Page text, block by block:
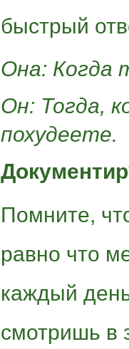
быстрый
Она: Когда
Он: Тогда,
похудеете.
Помните,
равно что
каждый
смотришь в